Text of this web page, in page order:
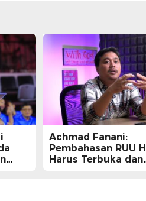
Achmad Fanani:
Pembahasan RUU
Harus Terbuka dan